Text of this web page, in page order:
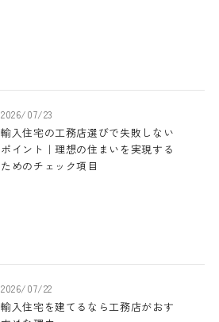
2026/07/23
輸入住宅の工務店選びで失敗しない
ポイント｜理想の住まいを実現する
ためのチェック項目
2026/07/22
輸入住宅を建てるなら工務店がおす